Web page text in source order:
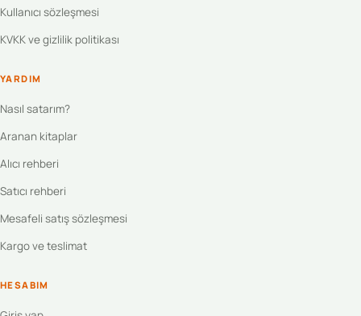
Kullanıcı sözleşmesi
KVKK ve gizlilik politikası
YARDIM
Nasıl satarım?
Aranan kitaplar
Alıcı rehberi
Satıcı rehberi
Mesafeli satış sözleşmesi
Kargo ve teslimat
HESABIM